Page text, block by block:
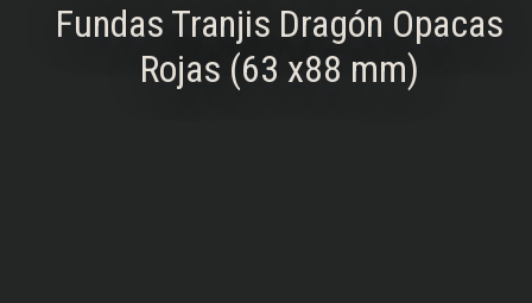
Fundas Tranjis Dragón Opacas
Rojas (63 x88 mm)